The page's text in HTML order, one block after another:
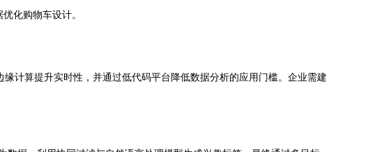
化购物车设计。
计算提升实时性，并通过低代码平台降低数据分析的应用门槛。企业需建